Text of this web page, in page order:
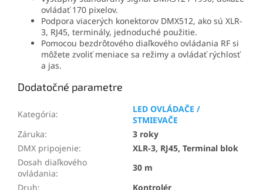
ovládať 170 pixelov.
Podpora viacerých konektorov DMX512, ako sú XLR-
3, RJ45, terminály, jednoduché použitie.
Pomocou bezdrôtového diaľkového ovládania RF si
môžete zvoliť meniace sa režimy a ovládať rýchlosť
a jas.
Dodatočné parametre
Kategória:
LED OVLÁDAČE /
STMIEVAČE
Záruka:
3 roky
DMX pripojenie:
XLR-3, RJ45, Terminal blok
Dosah diaľkového
ovládania:
30 m
Druh: Kontrolér